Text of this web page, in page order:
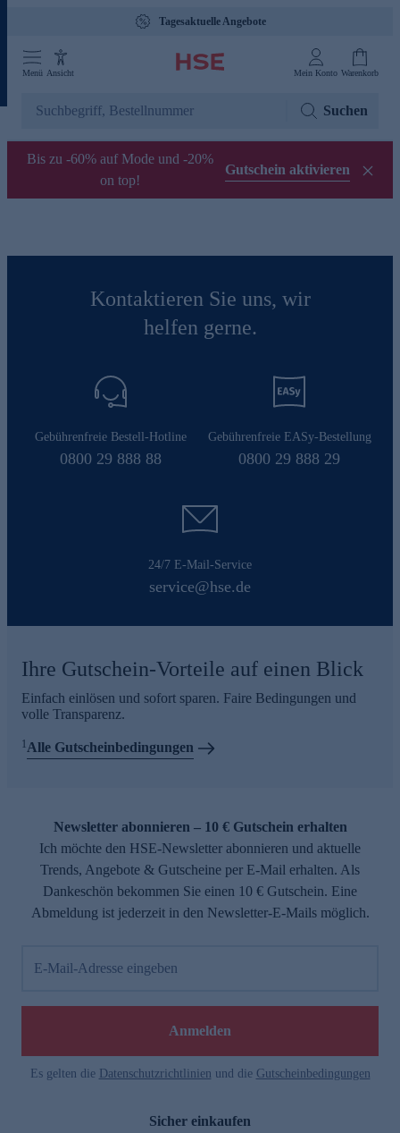
Tagesaktuelle Angebote
Menü Ansicht Mein Konto Warenkorb
Suchen
Bis zu -60% auf Mode und -20%
on top!
Gutschein aktivieren
Kontaktieren Sie uns, wir
helfen gerne.
Gebührenfreie Bestell-Hotline
0800 29 888 88
Gebührenfreie EASy-Bestellung
0800 29 888 29
24/7 E-Mail-Service
service@hse.de
Ihre Gutschein-Vorteile auf einen Blick
Einfach einlösen und sofort sparen. Faire Bedingungen und
volle Transparenz.
1Alle Gutscheinbedingungen
Newsletter abonnieren – 10 € Gutschein erhalten
Ich möchte den HSE-Newsletter abonnieren und aktuelle
Trends, Angebote & Gutscheine per E-Mail erhalten. Als
Dankeschön bekommen Sie einen 10 € Gutschein. Eine
Abmeldung ist jederzeit in den Newsletter-E-Mails möglich.
E-Mail-Adresse eingeben
Anmelden
Es gelten die Datenschutzrichtlinien und die Gutscheinbedingungen
Sicher einkaufen